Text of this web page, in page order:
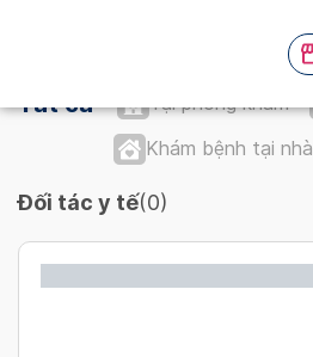
Tất cả Tại phòng khám
Khám bệnh tại nhà
Đối tác y tế(0)